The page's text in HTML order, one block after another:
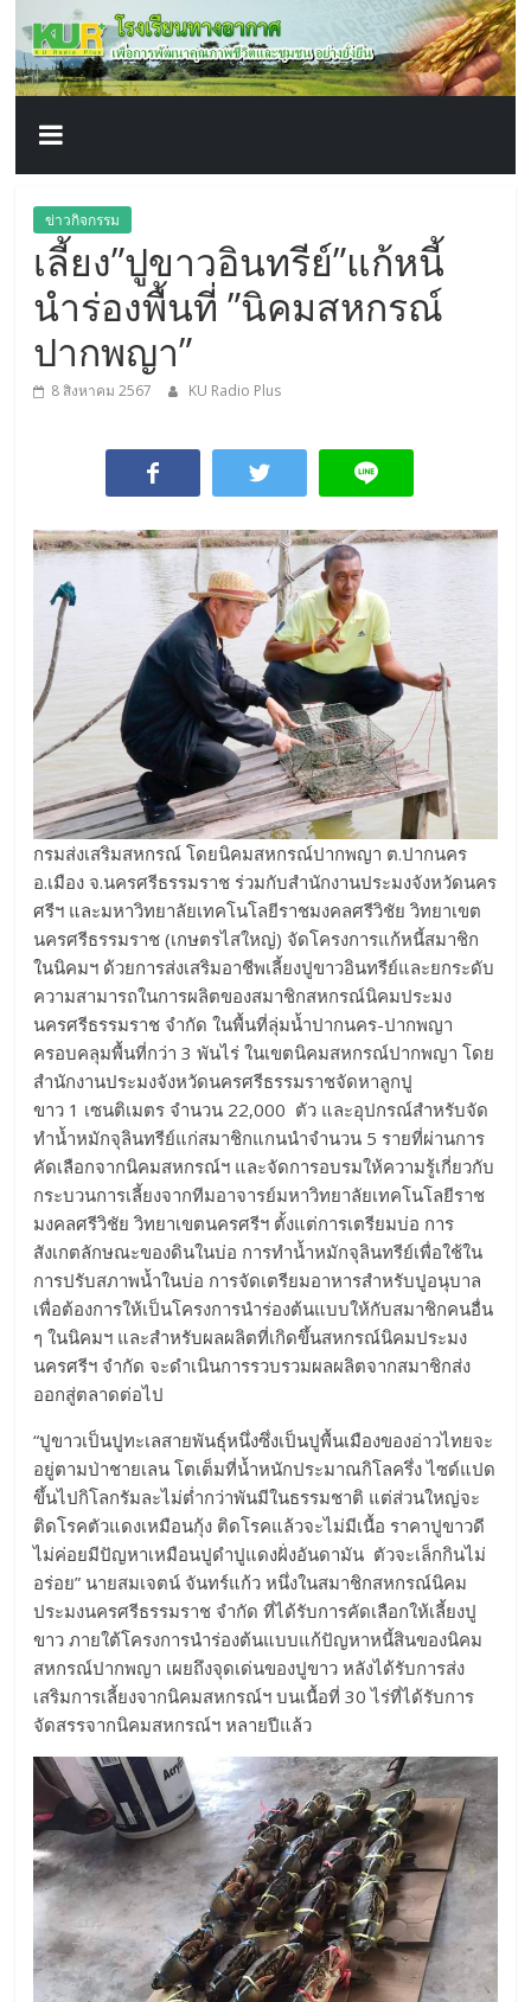
content
โรงเรียน
ทาง
อากาศ​
เพื่อ
พัฒนา
คุณภาพ
ชีวิต
ข่าวกิจกรรม
เลี้ยง”ปูขาวอินทรีย์”แก้หนี้
นำร่องพื้นที่ ”นิคมสหกรณ์
ปากพญา”
8 สิงหาคม 2567 KU Radio Plus
กรมส่งเสริมสหกรณ์ โดยนิคมสหกรณ์ปากพญา ต.ปากนคร
อ.เมือง จ.นครศรีธรรมราช ร่วมกับสำนักงานประมงจังหวัดนคร
ศรีฯ และมหาวิทยาลัยเทคโนโลยีราชมงคลศรีวิชัย วิทยาเขต
นครศรีธรรมราช (เกษตรไสใหญ่) จัดโครงการแก้หนี้สมาชิก
ในนิคมฯ ด้วยการส่งเสริมอาชีพเลี้ยงปูขาวอินทรีย์และยกระดับ
ความสามารถในการผลิตของสมาชิกสหกรณ์นิคมประมง
นครศรีธรรมราช จำกัด ในพื้นที่ลุ่มน้ำปากนคร-ปากพญา
ครอบคลุมพื้นที่กว่า 3 พันไร่ ในเขตนิคมสหกรณ์ปากพญา โดย
สำนักงานประมงจังหวัดนครศรีธรรมราชจัดหาลูกปู
ขาว 1 เซนติเมตร จำนวน 22,000 ตัว และอุปกรณ์สำหรับจัด
ทำน้ำหมักจุลินทรีย์แก่สมาชิกแกนนำจำนวน 5 รายที่ผ่านการ
คัดเลือกจากนิคมสหกรณ์ฯ และจัดการอบรมให้ความรู้เกี่ยวกับ
กระบวนการเลี้ยงจากทีมอาจารย์มหาวิทยาลัยเทคโนโลยีราช
มงคลศรีวิชัย วิทยาเขตนครศรีฯ ตั้งแต่การเตรียมบ่อ การ
สังเกตลักษณะของดินในบ่อ การทำน้ำหมักจุลินทรีย์เพื่อใช้ใน
การปรับสภาพน้ำในบ่อ การจัดเตรียมอาหารสำหรับปูอนุบาล
เพื่อต้องการให้เป็นโครงการนำร่องต้นแบบให้กับสมาชิกคนอื่น
ๆ ในนิคมฯ และสำหรับผลผลิตที่เกิดขึ้นสหกรณ์นิคมประมง
นครศรีฯ จำกัด จะดำเนินการรวบรวมผลผลิตจากสมาชิกส่ง
ออกสู่ตลาดต่อไป
“ปูขาวเป็นปูทะเลสายพันธุ์หนึ่งซึ่งเป็นปูพื้นเมืองของอ่าวไทยจะ
อยู่ตามป่าชายเลน โตเต็มที่น้ำหนักประมาณกิโลครึ่ง ไซด์แปด
ขึ้นไปกิโลกรัมละไม่ต่ำกว่าพันมีในธรรมชาติ แต่ส่วนใหญ่จะ
ติดโรคตัวแดงเหมือนกุ้ง ติดโรคแล้วจะไม่มีเนื้อ ราคาปูขาวดี
ไม่ค่อยมีปัญหาเหมือนปูดำปูแดงฝั่งอันดามัน ตัวจะเล็กกินไม่
อร่อย” นายสมเจตน์ จันทร์แก้ว หนึ่งในสมาชิกสหกรณ์นิคม
ประมงนครศรีธรรมราช จำกัด ที่ได้รับการคัดเลือกให้เลี้ยงปู
ขาว ภายใต้โครงการนำร่องต้นแบบแก้ปัญหาหนี้สินของนิคม
สหกรณ์ปากพญา เผยถึงจุดเด่นของปูขาว หลังได้รับการส่ง
เสริมการเลี้ยงจากนิคมสหกรณ์ฯ บนเนื้อที่ 30 ไร่ที่ได้รับการ
จัดสรรจากนิคมสหกรณ์ฯ หลายปีแล้ว